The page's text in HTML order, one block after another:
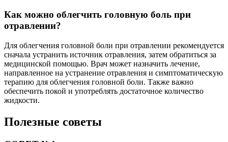
Как можно облегчить головную боль при
отравлении?
Для облегчения головной боли при отравлении рекомендуется
сначала устранить источник отравления, затем обратиться за
медицинской помощью. Врач может назначить лечение,
направленное на устранение отравления и симптоматическую
терапию для облегчения головной боли. Также важно
обеспечить покой и употреблять достаточное количество
жидкости.
Полезные советы